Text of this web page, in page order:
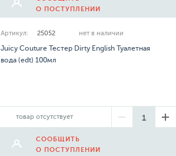
О ПОСТУПЛЕНИИ
Артикул: 25052 нет в наличии
Juicy Couture Тестер Dirty English Туалетная
вода (edt) 100мл
товар отсутствует
СООБЩИТЬ
О ПОСТУПЛЕНИИ